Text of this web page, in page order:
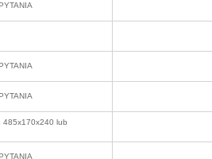
485x170x240 lub